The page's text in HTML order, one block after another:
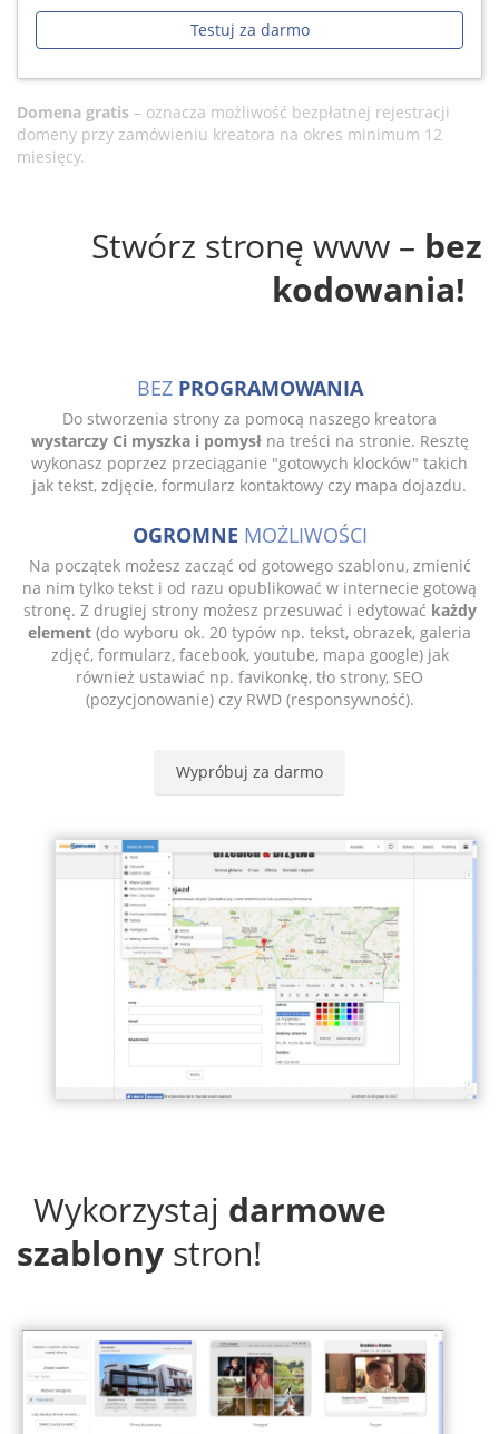
Testuj za darmo
Domena gratis – oznacza możliwość bezpłatnej rejestracji
domeny przy zamówieniu kreatora na okres minimum 12
miesięcy.
Stwórz stronę www – bez
kodowania!
BEZPROGRAMOWANIA
Do stworzenia strony za pomocą naszego kreatora
wystarczy Ci myszka i pomysłna treści na stronie. Resztę
wykonasz poprzez przeciąganie "gotowych klocków" takich
jak tekst, zdjęcie, formularz kontaktowy czy mapa dojazdu.
OGROMNE MOŻLIWOŚCI
Na początek możesz zacząć od gotowego szablonu, zmienić
na nim tylko tekst i od razu opublikować w internecie gotową
stronę. Z drugiej strony możesz przesuwać i edytować każdy
element (do wyboru ok. 20 typów np. tekst, obrazek, galeria
zdjęć, formularz, facebook, youtube, mapa google) jak
również ustawiać np. favikonkę, tło strony, SEO
(pozycjonowanie) czy RWD (responsywność).
Wypróbuj za darmo
Wykorzystaj darmowe
szablony stron!